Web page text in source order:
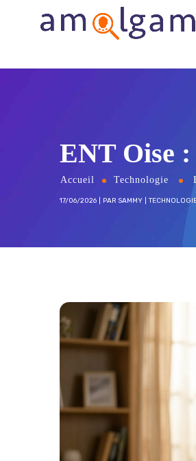
ENT Oise
Accueil Technologie
17/06/2026 PAR SAMMY